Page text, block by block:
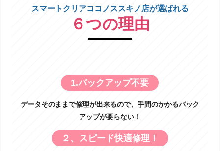
スマートクリアココノススキノ店が選ばれる
６つの理由
1.バックアップ不要
データそのままで修理が出来るので、手間のかかるバック
アップが要らない！
２、スピード快適修理！